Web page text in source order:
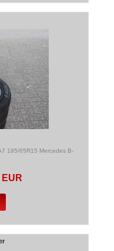
195/65R15 Mercedes B-
EUR